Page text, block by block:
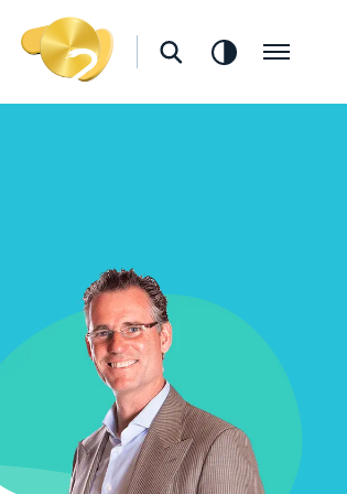
Apotheker
Amersfoort
Vind een apotheek